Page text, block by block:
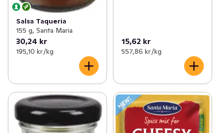
Salsa Taqueria
155 g, Santa Maria
30,24 kr
195,10 kr /kg
15,62 kr
557,86 kr /kg